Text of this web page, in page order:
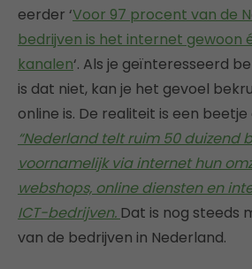
eerder ‘Voor 97 procent van de
bedrijven is het internet gewoon
kanalen‘. Als je geïnteresseerd
is dat niet, kan je het gevoel
online is. De realiteit is een beetje
“Nederland telt ruim 50 duizend
voornamelijk via internet hun
webshops, online diensten en
ICT-bedrijven. Dat is nog steeds
van de bedrijven in Nederland.